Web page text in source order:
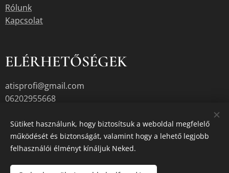
Rólunk
Kapcsolat
ELÉRHETŐSÉGEK
atisprofi@gmail.com
06202955668
06204104381
1222. Bp. Háros utca 12.
Sütiket használunk, hogy biztosítsuk a weboldal megfelelő
működését és biztonságát, valamint hogy a lehető legjobb
felhasználói élményt kínáljuk Neked.